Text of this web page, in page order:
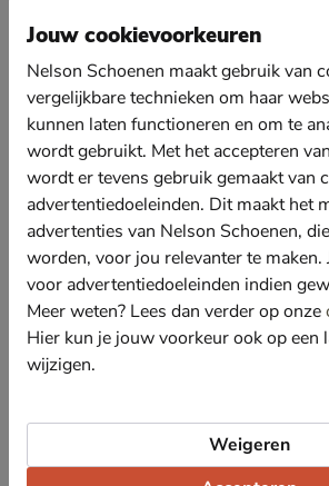
Met deze sneaker van Skechers kan
compleet maken. De gouden details
sneaker extra leuk.
Uitgevoerd in stevig canvas en
geproduceerd.
Gevoerd met comfortabel badstof
een goede vochtabsorptie biedt.
schoenen en voeten droog en fris.
Voorzien van het ondersteunende
wat de druk over de voet verdeeld
ondersteund.
Afgewerkt met een
De rubberen loopzool heeft goede
stabiliteit.
Jouw cookievoorkeuren
Nelson Schoenen maakt gebruik van
vergelijkbare technieken om haar
kunnen laten functioneren en om te
wordt gebruikt. Met het accepteren
wordt er tevens gebruik gemaakt van
advertentiedoeleinden. Dit maakt het
advertenties van Nelson Schoenen,
worden, voor jou relevanter te maken.
voor advertentiedoeleinden indien
Meer weten? Lees dan verder op onze
Hier kun je jouw voorkeur ook op een
wijzigen.
Weigeren